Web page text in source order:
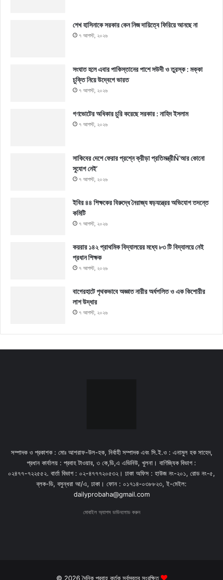
শেখ হাসিনাকে সরকার কেন নিজ দায়িত্বে ফিরিয়ে আনছে না
৭ আগস্ট, ২০২৬
সংঘাত হলে এবার পাকিস্তানের পাশে সউদী ও তুরস্ক : মক্কা
চুক্তি নিয়ে উদ্বেগে ভারত
৭ আগস্ট, ২০২৬
গণভোটের অধিকার চুরি করেছে সরকার : নাহিদ ইসলাম
৭ আগস্ট, ২০২৬
সাকিবের দেশে ফেরার প্রশ্নে ক্রীড়া প্রতিমন্ত্রীÑ‘আর কোনো
সুযোগ নেই’
৭ আগস্ট, ২০২৬
ইবির ৪৪ শিক্ষকের বিরুদ্ধে নৈরাজ্য ষড়যন্ত্রের অভিযোগ তদন্তে
কমিটি
৭ আগস্ট, ২০২৬
কয়রার ১৪২ প্রাথমিক বিদ্যালয়ের মধ্যে ৮৩ টি বিদ্যালয়ে নেই
প্রধান শিক্ষক
৭ আগস্ট, ২০২৬
বাগেরহাটে পৃথকভাবে অজ্ঞাত নারীর অর্ধগলিত ও এক কিশোরীর
লাশ উদ্ধার
৭ আগস্ট, ২০২৬
সম্পাদক ও প্রকাশক : মোঃ আশরাফ-উল-হক, নির্বাহী সম্পাদক এবং সি.ই.ও : এনামুল হক সাহেদ,
প্রধান কার্যালয় : প্রবাহ টাওয়ার, ৩ কে,ডি,এ এভিনিউ, খুলনা। বাণিজ্যিক বিভাগ :
০২৪৭৭-৭২২৫৫২. বার্তা বিভাগ : ০২-৪৭৭৭২০৫৩২। ঢাকা অফিস : হাউজ নং-২০১, রোড নং-৫,
ব্লক-ডি, বসুন্ধরা আ/এ, ঢাকা। ফোন : ০১৭১৪-০৩৮৮২৩, ই-মেইল:
dailyprobaha@gmail.com
মোবাইল অ্যাপস ডাউনলোড করুন
© 2026 দৈনিক প্রবাহ কর্তৃক সর্বস্বত্ব সংরক্ষিত